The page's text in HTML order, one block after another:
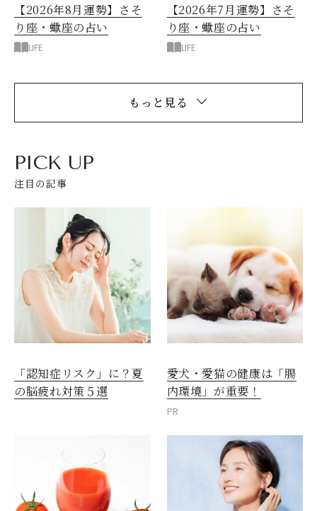
【2026年8月運勢】さそ
り座・蠍座の占い
LIFE
【2026年7月運勢】さそ
り座・蠍座の占い
LIFE
もっと見る
PICK UP
注目の記事
「認知症リスク」に？夏
の脳疲れ対策５選
愛犬・愛猫の健康は「腸
内環境」が重要！
PR